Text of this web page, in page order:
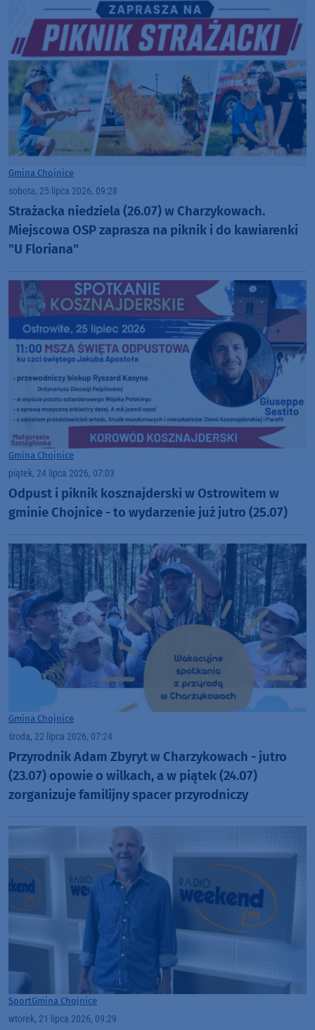
Gmina Chojnice
sobota, 25 lipca 2026, 09:28
Strażacka niedziela (26.07) w Charzykowach.
Miejscowa OSP zaprasza na piknik i do kawiarenki
"U Floriana"
Gmina Chojnice
piątek, 24 lipca 2026, 07:03
Odpust i piknik kosznajderski w Ostrowitem w
gminie Chojnice - to wydarzenie już jutro (25.07)
Gmina Chojnice
środa, 22 lipca 2026, 07:24
Przyrodnik Adam Zbyryt w Charzykowach - jutro
(23.07) opowie o wilkach, a w piątek (24.07)
zorganizuje familijny spacer przyrodniczy
SportGmina Chojnice
wtorek, 21 lipca 2026, 09:29